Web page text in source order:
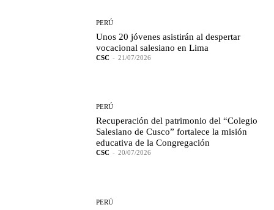
PERÚ
Unos 20 jóvenes asistirán al despertar
vocacional salesiano en Lima
CSC - 21/07/2026
PERÚ
Recuperación del patrimonio del “Colegio
Salesiano de Cusco” fortalece la misión
educativa de la Congregación
CSC - 20/07/2026
PERÚ